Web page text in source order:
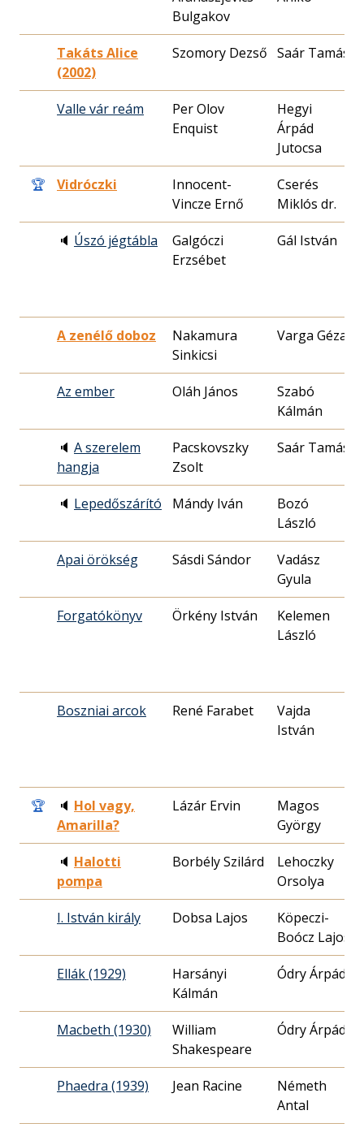
Bulgakov
Takáts Alice
(2002)
Szomory Dezső Saár Tamás
Valle vár reám
Per Olov
Enquist
Hegyi
Árpád
Jutocsa
🏆 Vidróczki
Innocent-
Vincze Ernő
Cserés
Miklós dr.
🔈 Úszó jégtábla
Galgóczi
Erzsébet
Gál István
A zenélő doboz
Nakamura
Sinkicsi
Varga Géza
Az ember Oláh János
Szabó
Kálmán
🔈 A szerelem
hangja
Pacskovszky
Zsolt
Saár Tamás
🔈 Lepedőszárító Mándy Iván
Bozó
László
Apai örökség Sásdi Sándor
Vadász
Gyula
Forgatókönyv Örkény István
Kelemen
László
Boszniai arcok René Farabet
Vajda
István
🏆 🔈 Hol vagy,
Amarilla?
Lázár Ervin
Magos
György
🔈 Halotti
pompa
Borbély Szilárd
Lehoczky
Orsolya
I. István király Dobsa Lajos
Köpeczi-
Boócz Lajos
Ellák (1929)
Harsányi
Kálmán
Ódry Árpád
Macbeth (1930)
William
Shakespeare
Ódry Árpád
Phaedra (1939) Jean Racine
Németh
Antal